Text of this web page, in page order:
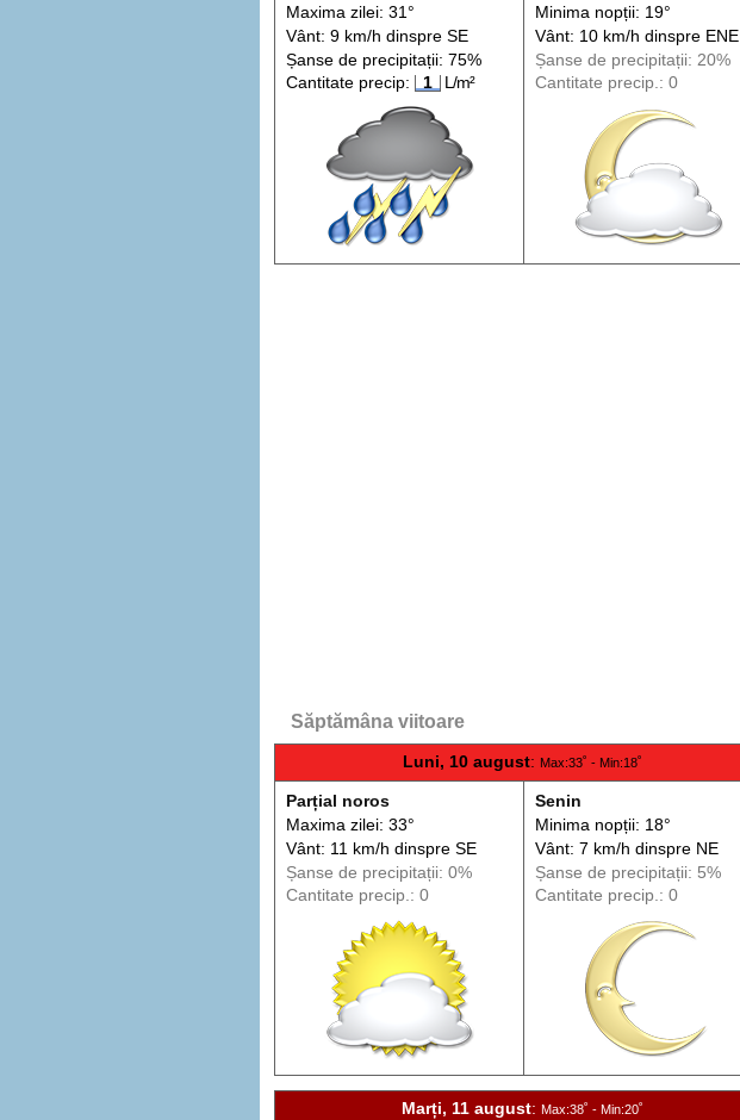
Maxima zilei: 31°
Vânt: 9 km/h dinspreSE
Șanse de precipitații: 75%
Cantitate precip:
1 L/m²
Minima nopții: 19°
Vânt: 10 km/h dinspreENE
Șanse de precipitații: 20%
Cantitate precip.: 0
Săptămâna viitoare
Luni, 10 august: Max:33˚ - Min:18˚
Parțial noros
Maxima zilei: 33°
Vânt: 11 km/h dinspreSE
Șanse de precipitații: 0%
Cantitate precip.: 0
Senin
Minima nopții: 18°
Vânt: 7 km/h dinspreNE
Șanse de precipitații: 5%
Cantitate precip.: 0
Marți, 11 august: Max:38˚ - Min:20˚